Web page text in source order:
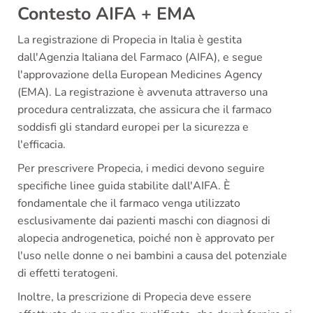
Contesto AIFA + EMA
La registrazione di Propecia in Italia è gestita
dall'Agenzia Italiana del Farmaco (AIFA), e segue
l'approvazione della European Medicines Agency
(EMA). La registrazione è avvenuta attraverso una
procedura centralizzata, che assicura che il farmaco
soddisfi gli standard europei per la sicurezza e
l'efficacia.
Per prescrivere Propecia, i medici devono seguire
specifiche linee guida stabilite dall'AIFA. È
fondamentale che il farmaco venga utilizzato
esclusivamente dai pazienti maschi con diagnosi di
alopecia androgenetica, poiché non è approvato per
l'uso nelle donne o nei bambini a causa del potenziale
di effetti teratogeni.
Inoltre, la prescrizione di Propecia deve essere